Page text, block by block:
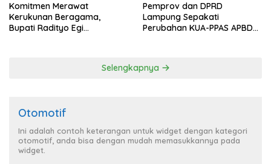
Komitmen Merawat
Kerukunan Beragama,
Bupati Radityo Egi
Pemprov dan DPRD
Lampung Sepakati
Perubahan KUA-PPAS APBD
Selengkapnya
Otomotif
Ini adalah contoh keterangan untuk widget dengan kategori
otomotif, anda bisa dengan mudah memasukkannya pada
widget.